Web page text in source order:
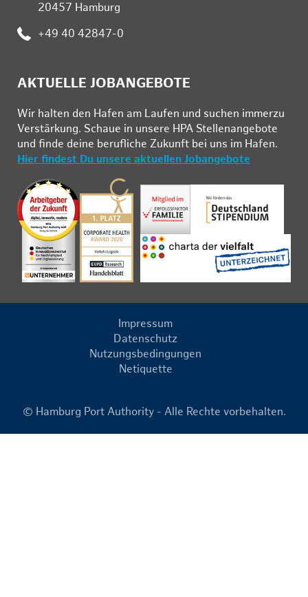
20457 Hamburg
Telefon:
+49 40 42847-0
AKTUELLE JOBANGEBOTE
Wir hal­ten den Ha­fen am Lau­fen und su­chen im­mer­zu
Ver­stär­kung. Schau­e in un­se­re HPA Stel­len­an­ge­bo­te
und fin­de deine be­ruf­li­che Zu­kunft bei uns im Ha­fen.
Hier findest Du unsere aktuellen Jobangebote
Impressum
Datenschutz
Nutzungsbedingungen
Netiquette
© Hamburg Port Authority - Alle Rechte vorbehalten.